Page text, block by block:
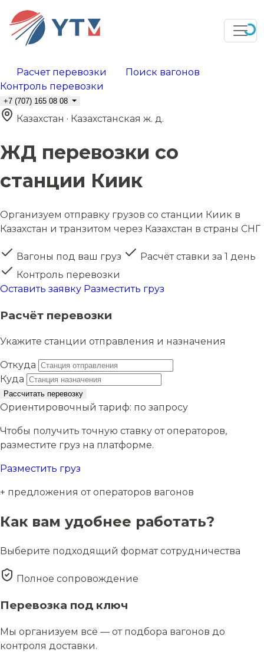
Расчет перевозки
Поиск вагонов
Контроль перевозки
+7 (707) 165 08 08
Казахстан · Казахстанская ж. д.
ЖД перевозки со
станции Киик
Организуем отправку грузов со станции Киик в
Казахстан и транзитом через Казахстан в страны СНГ
Вагоны под ваш груз
Расчёт ставки за 1 день
Контроль перевозки
Оставить заявку Разместить груз
Расчёт перевозки
Укажите станции отправления и назначения
Откуда
Куда
Рассчитать перевозку
Ориентировочный тариф: по запросу
Чтобы получить точную ставку от операторов,
разместите груз на платформе.
Разместить груз
+ предложения от операторов вагонов
Как вам удобнее работать?
Выберите подходящий формат сотрудничества
Полное сопровождение
Перевозка под ключ
Мы организуем всё — от подбора вагонов до
контроля доставки.